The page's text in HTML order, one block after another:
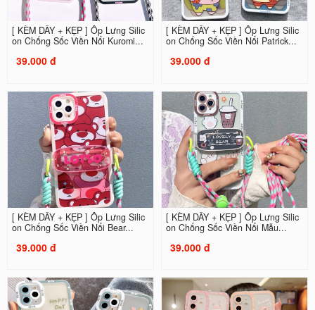
[ KÈM DÂY + KẸP ] Ốp Lưng Silic
on Chống Sốc Viền Nổi Kuromi...
39.000 đ
[ KÈM DÂY + KẸP ] Ốp Lưng Silic
on Chống Sốc Viền Nổi Patrick...
39.000 đ
[ KÈM DÂY + KẸP ] Ốp Lưng Silic
on Chống Sốc Viền Nổi Bear...
39.000 đ
[ KÈM DÂY + KẸP ] Ốp Lưng Silic
on Chống Sốc Viền Nổi Mẫu...
39.000 đ